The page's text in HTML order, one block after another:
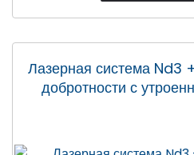
Лазерная система Nd3
добротности с